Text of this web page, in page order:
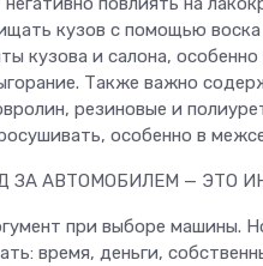
кузов с помощью
кузова и салона,
Также важно
резиновые и
особенно в
ЗА АВТОМОБИЛЕМ — ЭТО
при выборе машины.
время, деньги,